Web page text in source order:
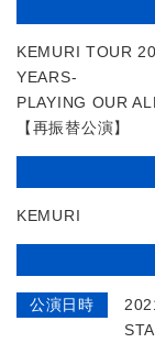
KEMURI TOUR
YEARS-
PLAYING OUR
【再振替公演】
KEMURI
公演日時